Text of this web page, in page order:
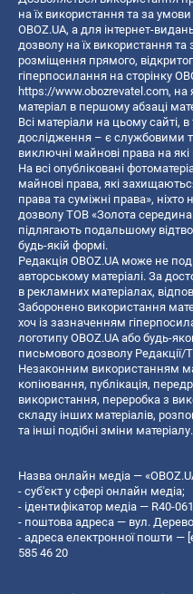
на їх використання та за
OBOZ.UA, а для інтернет-
дозволу на їх використання та
розміщення прямого,
гіперпосилання на сторінку
https://www.obozrevatel.com, на
матеріал в першому абзаці
Всі матеріали на цьому сайті, в
дослідження – є службовими
виключні майнові права на
На всі опубліковані
майнові права, які
права та суміжні права»,
дозволу ТОВ «Золота
підлягають подальшому
будь-якій формі.
Редакція OBOZ.UA може не
авторському матеріалі. За
в рекламних матеріалах,
Заборонено використання
хоч із зазначенням
логотипу OBOZ.UA або будь-
письмового дозволу
Незаконним використанням
копiювання, публiкацiя,
використання, переробка з
складу інших матеріалів,
та інші подібні зміни матеріалу.
Назва онлайн медіа —
- суб'єкт у сфері онлайн медіа;
- ідентифікатор медіа — R40-
- поштова адреса — вул.
- адреса електронної пошти —
585 46 20